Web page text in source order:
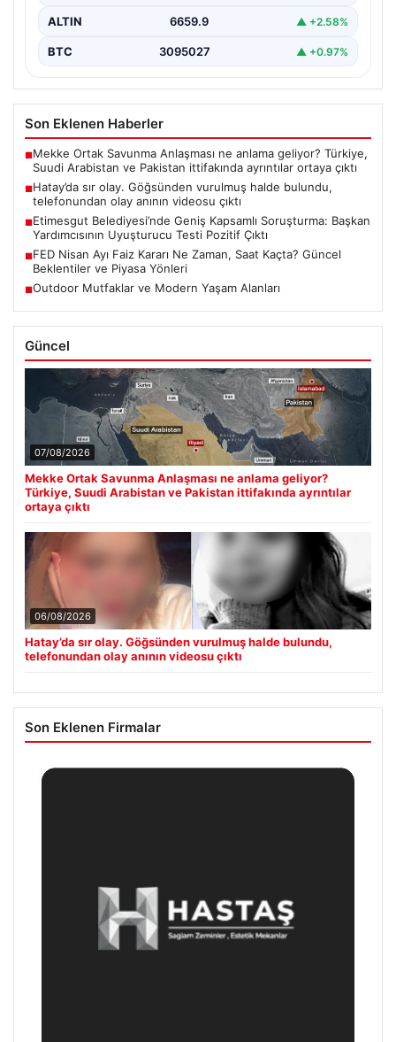
ALTIN 6659.9 ▲ +2.58%
BTC 3095027 ▲ +0.97%
Son Eklenen Haberler
■Mekke Ortak Savunma Anlaşması ne anlama geliyor? Türkiye,
Suudi Arabistan ve Pakistan ittifakında ayrıntılar ortaya çıktı
■Hatay’da sır olay. Göğsünden vurulmuş halde bulundu,
telefonundan olay anının videosu çıktı
■Etimesgut Belediyesi’nde Geniş Kapsamlı Soruşturma: Başkan
Yardımcısının Uyuşturucu Testi Pozitif Çıktı
■FED Nisan Ayı Faiz Kararı Ne Zaman, Saat Kaçta? Güncel
Beklentiler ve Piyasa Yönleri
■Outdoor Mutfaklar ve Modern Yaşam Alanları
Güncel
07/08/2026
Mekke Ortak Savunma Anlaşması ne anlama geliyor?
Türkiye, Suudi Arabistan ve Pakistan ittifakında ayrıntılar
ortaya çıktı
06/08/2026
Hatay’da sır olay. Göğsünden vurulmuş halde bulundu,
telefonundan olay anının videosu çıktı
Son Eklenen Firmalar